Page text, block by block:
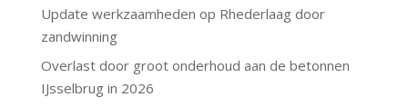
Update werkzaamheden op Rhederlaag door
zandwinning
Overlast door groot onderhoud aan de betonnen
IJsselbrug in 2026